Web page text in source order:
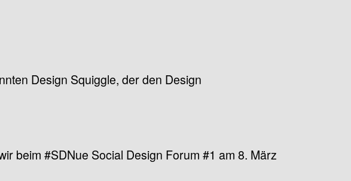
beim #SDNue Social Design Forum #1 am 8. März